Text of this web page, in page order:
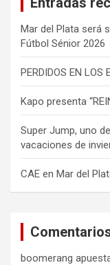
Mar del Plata será
Fútbol Sénior 2026
PERDIDOS EN
Kapo presenta
Super Jump, uno
vacaciones de
CAE en Mar del
boomerang